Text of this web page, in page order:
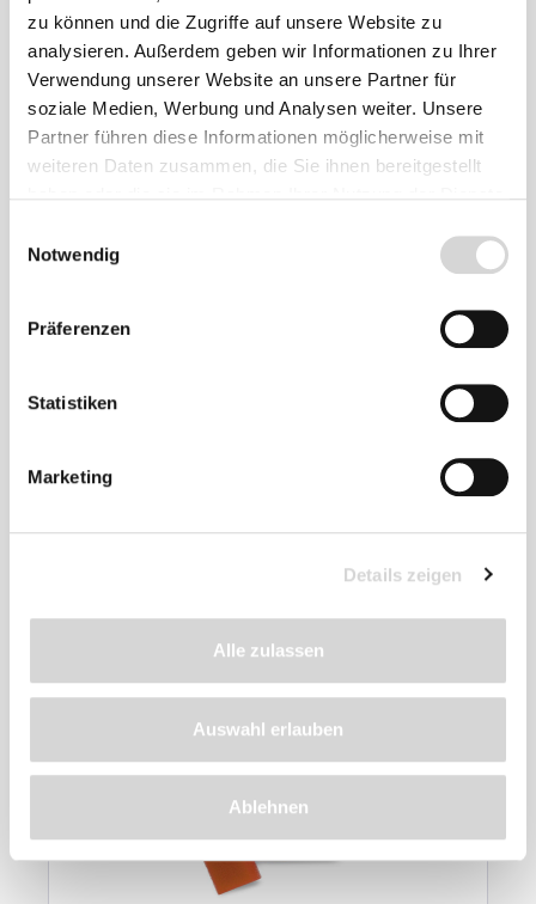
zu können und die Zugriffe auf unsere Website zu
analysieren. Außerdem geben wir Informationen zu Ihrer
Verwendung unserer Website an unsere Partner für
soziale Medien, Werbung und Analysen weiter. Unsere
Partner führen diese Informationen möglicherweise mit
weiteren Daten zusammen, die Sie ihnen bereitgestellt
Notwendig
Präferenzen
Statistiken
Marketing
Details zeigen
Alle zulassen
Auswahl erlauben
Ablehnen
BioSmart UVC 5000
Zubehör